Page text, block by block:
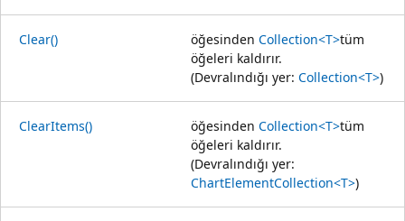
Clear() öğesinden Collection<T>tüm
öğeleri kaldırır.
(Devralındığı yer: Collection<T>)
ClearItems() öğesinden Collection<T>tüm
öğeleri kaldırır.
(Devralındığı yer:
ChartElementCollection<T>)